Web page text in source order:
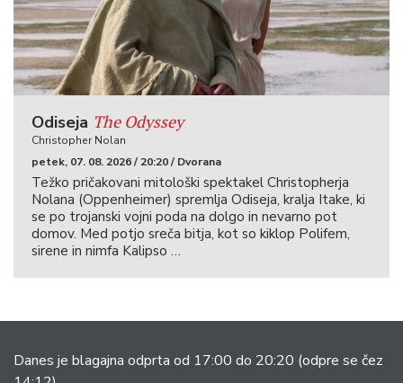
Odiseja The Odyssey
Christopher Nolan
petek, 07. 08. 2026 / 20:20 / Dvorana
Težko pričakovani mitološki spektakel Christopherja
Nolana (Oppenheimer) spremlja Odiseja, kralja Itake, ki
se po trojanski vojni poda na dolgo in nevarno pot
domov. Med potjo sreča bitja, kot so kiklop Polifem,
sirene in nimfa Kalipso …
Danes je blagajna odprta od 17:00 do 20:20 (odpre se čez